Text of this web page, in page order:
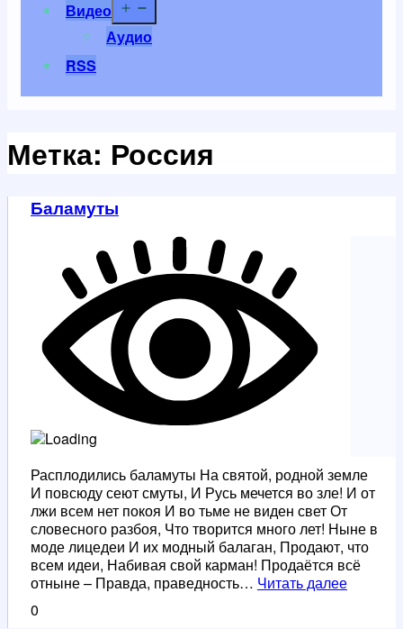
Видео
Аудио
RSS
Метка: Россия
Баламуты
Расплодились баламуты На святой, родной земле
И повсюду сеют смуты, И Русь мечется во зле! И от
лжи всем нет покоя И во тьме не виден свет От
словесного разбоя, Что творится много лет! Ныне в
моде лицедеи И их модный балаган, Продают, что
всем идеи, Набивая свой карман! Продаётся всё
отныне – Правда, праведность… Читать далее
0